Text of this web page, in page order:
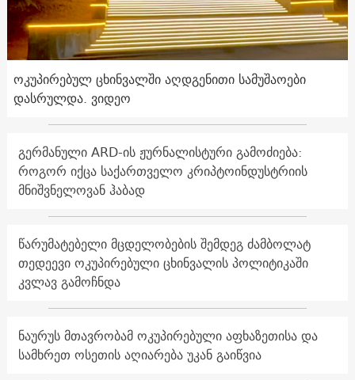
ოკუპირებულ ცხინვალში აღდგენითი სამუშაოები
დასრულდა. ვიდეო
გერმანული ARD-ის ჟურნალისტური გამოძიება:
როგორ იქცა საქართველო კრიპტოინდუსტრიის
მნიშვნელოვან ჰაბად
წარუმატებელი მცდელობების შემდეგ ძამბოლატ
თედეევი ოკუპირებული ცხინვალის პოლიტიკაში
კვლავ გამოჩნდა
ნაურუს მთავრობამ ოკუპირებული აფხაზეთისა და
სამხრეთ ოსეთის აღიარება უკან გაიწვია